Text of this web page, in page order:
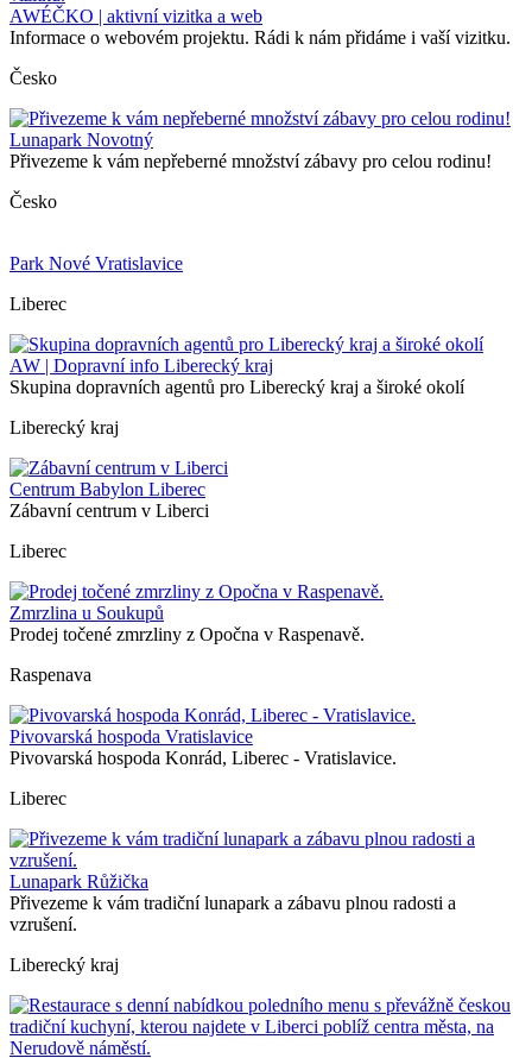
AWÉČKO | aktivní vizitka a web
Informace o webovém projektu. Rádi k nám přidáme i vaší vizitku.
Česko
Lunapark Novotný
Přivezeme k vám nepřeberné množství zábavy pro celou rodinu!
Česko
Park Nové Vratislavice
Liberec
AW | Dopravní info Liberecký kraj
Skupina dopravních agentů pro Liberecký kraj a široké okolí
Liberecký kraj
Centrum Babylon Liberec
Zábavní centrum v Liberci
Liberec
Zmrzlina u Soukupů
Prodej točené zmrzliny z Opočna v Raspenavě.
Raspenava
Pivovarská hospoda Vratislavice
Pivovarská hospoda Konrád, Liberec - Vratislavice.
Liberec
Lunapark Růžička
Přivezeme k vám tradiční lunapark a zábavu plnou radosti a
vzrušení.
Liberecký kraj